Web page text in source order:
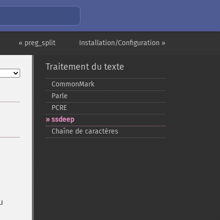
Installation/Configuration »
« preg_split
Traitement du texte
CommonMark
Parle
PCRE
ssdeep
Chaîne de caractères